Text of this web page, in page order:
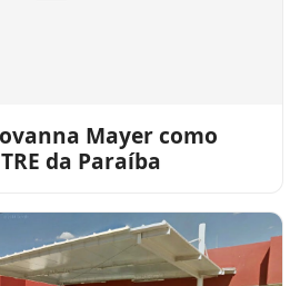
Mayer como
da Paraíba